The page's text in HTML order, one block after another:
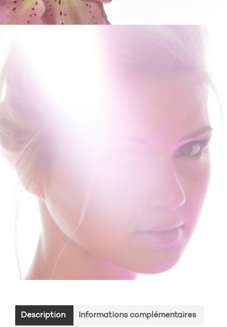
Description Informations complémentaires